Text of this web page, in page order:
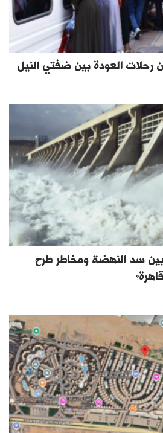
رحلات العودة بين ضفتي النيل
النيل 2025: بين سد النهضة ومخاطر طرح